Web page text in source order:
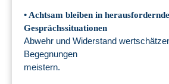
• Achtsam bleiben in
Gesprächssituationen
Abwehr und Widerstand
Begegnungen
meistern.